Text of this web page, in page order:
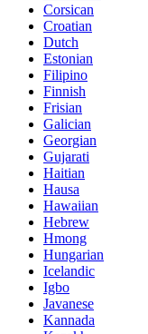
Corsican
Croatian
Dutch
Estonian
Filipino
Finnish
Frisian
Galician
Georgian
Gujarati
Haitian
Hausa
Hawaiian
Hebrew
Hmong
Hungarian
Icelandic
Igbo
Javanese
Kannada